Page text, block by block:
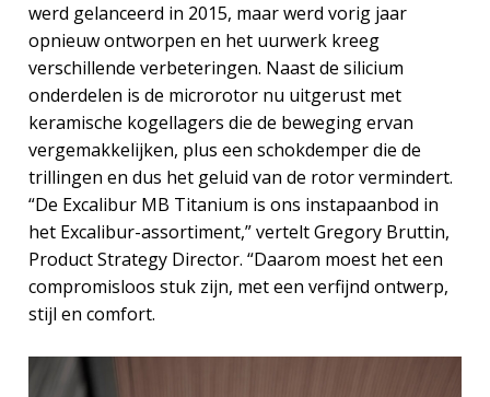
werd gelanceerd in 2015, maar werd vorig jaar
opnieuw ontworpen en het uurwerk kreeg
verschillende verbeteringen. Naast de silicium
onderdelen is de microrotor nu uitgerust met
keramische kogellagers die de beweging ervan
vergemakkelijken, plus een schokdemper die de
trillingen en dus het geluid van de rotor vermindert.
“De Excalibur MB Titanium is ons instap­aanbod in
het Excalibur-assortiment,” vertelt Gregory Bruttin,
Product Strategy Director. “Daarom moest het een
compromisloos stuk zijn, met een verfijnd ontwerp,
stijl en comfort.